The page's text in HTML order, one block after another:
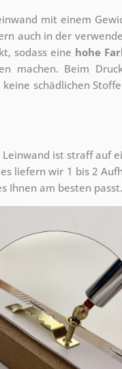
mit einem
auch in der
sodass eine hohe
machen. Beim
schädlichen
ist straff auf
liefern wir 1 bis 2
Ihnen am besten passt.